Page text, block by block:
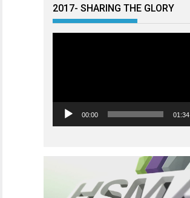
2017- SHARING THE GLORY
00:00 01:34